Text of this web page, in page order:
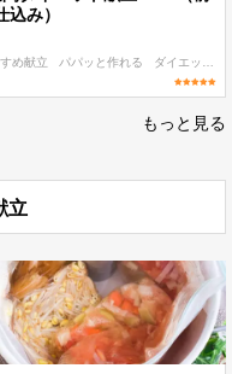
ンチ ディナー
込み）
め献立 パパッと作れる ダイエット
もっと見る
立